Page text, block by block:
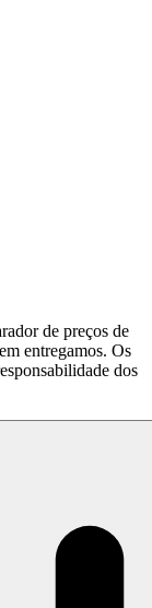
de preços de
entregamos. Os
dos